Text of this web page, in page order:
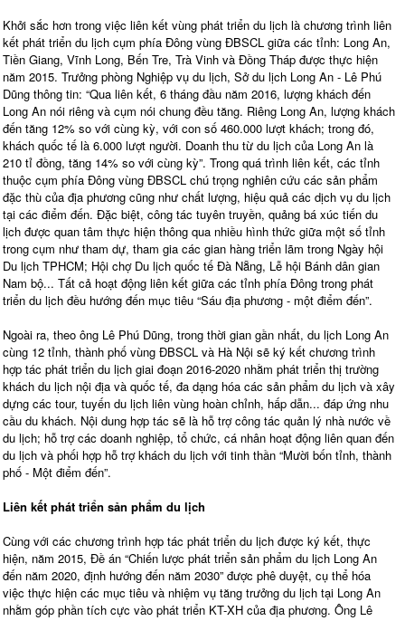
Khởi sắc hơn trong việc liên kết vùng phát triển du lịch là chương trình liên
kết phát triển du lịch cụm phía Đông vùng ĐBSCL giữa các tỉnh: Long An,
Tiền Giang, Vĩnh Long, Bến Tre, Trà Vinh và Đồng Tháp được thực hiện
năm 2015. Trưởng phòng Nghiệp vụ du lịch, Sở du lịch Long An - Lê Phú
Dũng thông tin: “Qua liên kết, 6 tháng đầu năm 2016, lượng khách đến
Long An nói riêng và cụm nói chung đều tăng. Riêng Long An, lượng khách
đến tăng 12% so với cùng kỳ, với con số 460.000 lượt khách; trong đó,
khách quốc tế là 6.000 lượt người. Doanh thu từ du lịch của Long An là
210 tỉ đồng, tăng 14% so với cùng kỳ”. Trong quá trình liên kết, các tỉnh
thuộc cụm phía Đông vùng ĐBSCL chú trọng nghiên cứu các sản phẩm
đặc thù của địa phương cũng như chất lượng, hiệu quả các dịch vụ du lịch
tại các điểm đến. Đặc biệt, công tác tuyên truyền, quảng bá xúc tiến du
lịch được quan tâm thực hiện thông qua nhiều hình thức giữa một số tỉnh
trong cụm như tham dự, tham gia các gian hàng triển lãm trong Ngày hội
Du lịch TPHCM; Hội chợ Du lịch quốc tế Đà Nẵng, Lễ hội Bánh dân gian
Nam bộ... Tất cả hoạt động liên kết giữa các tỉnh phía Đông trong phát
triển du lịch đều hướng đến mục tiêu “Sáu địa phương - một điểm đến”.
Ngoài ra, theo ông Lê Phú Dũng, trong thời gian gần nhất, du lịch Long An
cùng 12 tỉnh, thành phố vùng ĐBSCL và Hà Nội sẽ ký kết chương trình
hợp tác phát triển du lịch giai đoạn 2016-2020 nhằm phát triển thị trường
khách du lịch nội địa và quốc tế, đa dạng hóa các sản phẩm du lịch và xây
dựng các tour, tuyến du lịch liên vùng hoàn chỉnh, hấp dẫn... đáp ứng nhu
cầu du khách. Nội dung hợp tác sẽ là hỗ trợ công tác quản lý nhà nước về
du lịch; hỗ trợ các doanh nghiệp, tổ chức, cá nhân hoạt động liên quan đến
du lịch và phối hợp hỗ trợ khách du lịch với tinh thần “Mười bốn tỉnh, thành
phố - Một điểm đến”.
Liên kết phát triển sản phẩm du lịch
Cùng với các chương trình hợp tác phát triển du lịch được ký kết, thực
hiện, năm 2015, Đề án “Chiến lược phát triển sản phẩm du lịch Long An
đến năm 2020, định hướng đến năm 2030” được phê duyệt, cụ thể hóa
việc thực hiện các mục tiêu và nhiệm vụ tăng trưởng du lịch tại Long An
nhằm góp phần tích cực vào phát triển KT-XH của địa phương. Ông Lê